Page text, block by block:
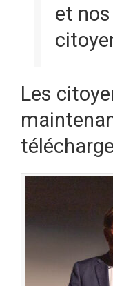
et
Les